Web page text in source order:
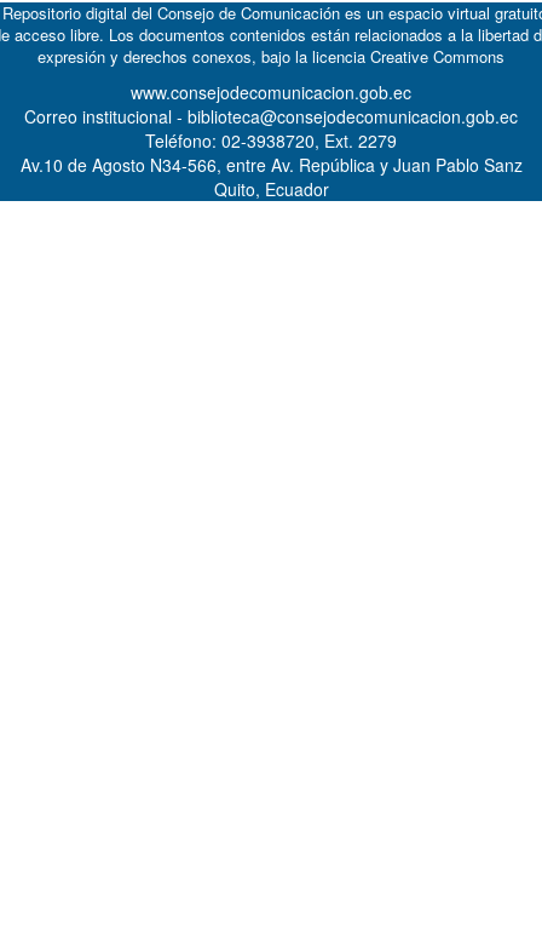
digital del Consejo de Comunicación es un espacio virtual
acceso libre. Los documentos contenidos están relacionados a la libertad
expresión y derechos conexos, bajo la licencia Creative Commons
www.consejodecomunicacion.gob.ec
Correo institucional - biblioteca@consejodecomunicacion.gob.ec
Teléfono: 02-3938720, Ext. 2279
Av.10 de Agosto N34-566, entre Av. República y Juan Pablo Sanz
Quito, Ecuador